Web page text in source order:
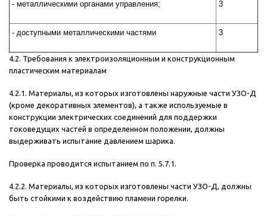
- металлическими органами управления; 3
- доступными металлическими частями 3
4.2. Требования к электроизоляционным и конструкционным
пластическим материалам
4.2.1. Материалы, из которых изготовлены наружные части УЗО-Д
(кроме декоративных элементов), а также используемые в
конструкции электрических соединений для поддержки
токоведущих частей в определенном положении, должны
выдерживать испытание давлением шарика.
Проверка проводится испытанием по п. 5.7.1.
4.2.2. Материалы, из которых изготовлены части УЗО-Д, должны
быть стойкими к воздействию пламени горелки.